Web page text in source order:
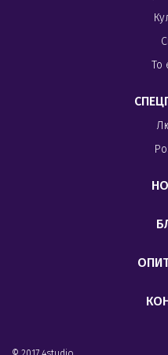
То